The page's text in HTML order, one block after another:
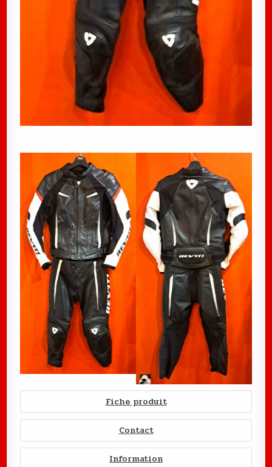
Fiche produit
Contact
Information